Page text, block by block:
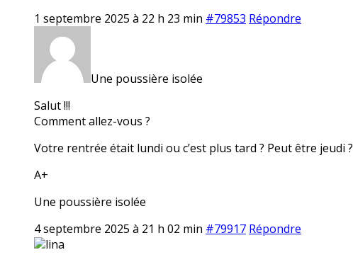
1 septembre 2025 à 22 h 23 min #79853 Répondre
Une poussière isolée
Salut !!!
Comment allez-vous ?
Votre rentrée était lundi ou c’est plus tard ? Peut être jeudi ?
A+
Une poussière isolée
4 septembre 2025 à 21 h 02 min #79917 Répondre
lina